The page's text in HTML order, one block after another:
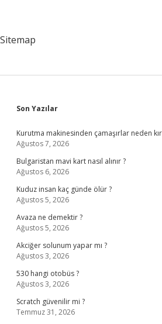
Sitemap
Sidebar
Son Yazılar
Kurutma makinesinden çamaşırlar neden
Ağustos 7, 2026
Bulgaristan mavi kart nasıl alınır ?
Ağustos 6, 2026
Kuduz insan kaç günde ölür ?
Ağustos 5, 2026
Avaza ne demektir ?
Ağustos 5, 2026
Akciğer solunum yapar mı ?
Ağustos 3, 2026
530 hangi otobüs ?
Ağustos 3, 2026
Scratch güvenilir mi ?
Temmuz 31, 2026